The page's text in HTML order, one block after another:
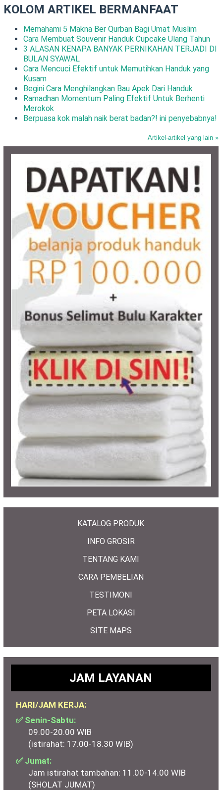
KOLOM ARTIKEL BERMANFAAT
Memahami 5 Makna Ber Qurban Bagi Umat Muslim
Cara Membuat Souvenir Handuk Cupcake Ulang Tahun
3 ALASAN KENAPA BANYAK PERNIKAHAN TERJADI DI
BULAN SYAWAL
Cara Mencuci Efektif untuk Memutihkan Handuk yang
Kusam
Begini Cara Menghilangkan Bau Apek Dari Handuk
Ramadhan Momentum Paling Efektif Untuk Berhenti
Merokok
Berpuasa kok malah naik berat badan?! ini penyebabnya!
Artikel-artikel yang lain »
KATALOG PRODUK
INFO GROSIR
TENTANG KAMI
CARA PEMBELIAN
TESTIMONI
PETA LOKASI
SITE MAPS
JAM LAYANAN
HARI/JAM KERJA:
✅ Senin-Sabtu:
09.00-20.00 WIB
(istirahat: 17.00-18.30 WIB)
✅ Jumat:
Jam istirahat tambahan: 11.00-14.00 WIB
(SHOLAT JUMAT)